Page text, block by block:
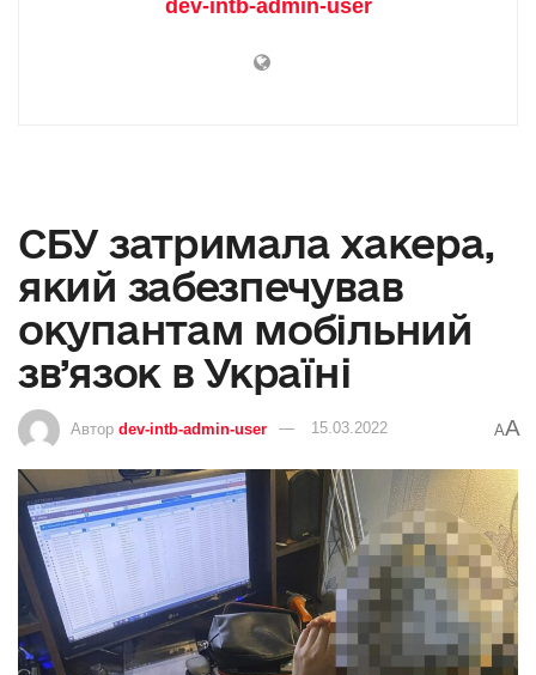
dev-intb-admin-user
СБУ затримала хакера,
який забезпечував
окупантам мобільний
зв’язок в Україні
Автор dev-intb-admin-user 15.03.2022 AA